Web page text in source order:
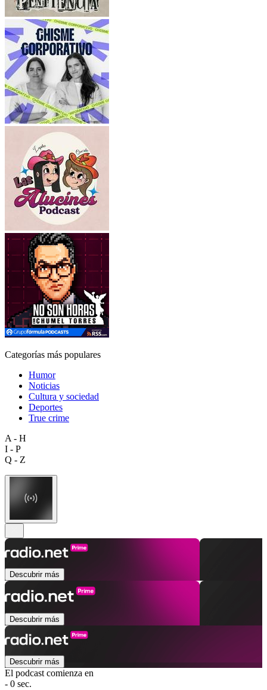
Categorías más populares
Humor
Noticias
Cultura y sociedad
Deportes
True crime
A - H
I - P
Q - Z
Descubrir más
Descubrir más
Descubrir más
El podcast comienza en
- 0 sec.